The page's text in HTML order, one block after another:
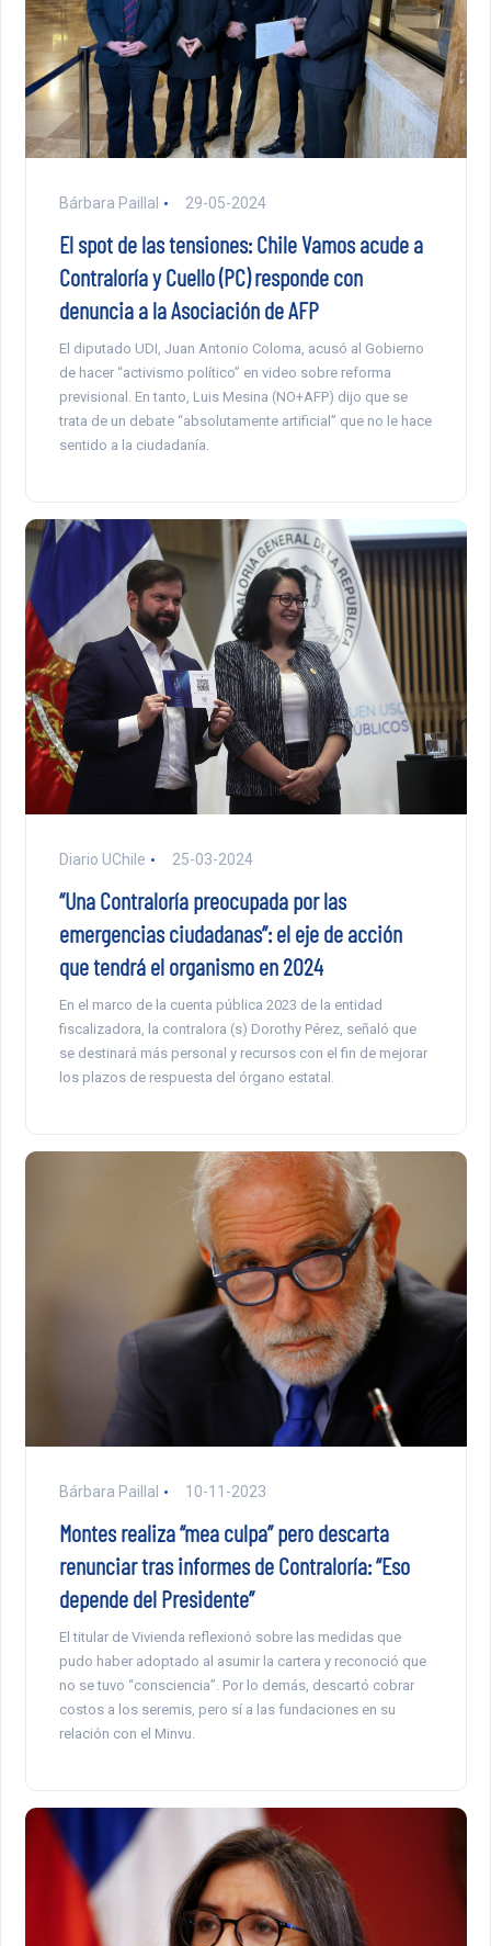
Bárbara Paillal 29-05-2024
El spot de las tensiones: Chile Vamos acude a
Contraloría y Cuello (PC) responde con
denuncia a la Asociación de AFP
El diputado UDI, Juan Antonio Coloma, acusó al Gobierno
de hacer “activismo político” en video sobre reforma
previsional. En tanto, Luis Mesina (NO+AFP) dijo que se
trata de un debate “absolutamente artificial” que no le hace
sentido a la ciudadanía.
Diario UChile 25-03-2024
“Una Contraloría preocupada por las
emergencias ciudadanas”: el eje de acción
que tendrá el organismo en 2024
En el marco de la cuenta pública 2023 de la entidad
fiscalizadora, la contralora (s) Dorothy Pérez, señaló que
se destinará más personal y recursos con el fin de mejorar
los plazos de respuesta del órgano estatal.
Bárbara Paillal 10-11-2023
Montes realiza “mea culpa” pero descarta
renunciar tras informes de Contraloría: “Eso
depende del Presidente”
El titular de Vivienda reflexionó sobre las medidas que
pudo haber adoptado al asumir la cartera y reconoció que
no se tuvo “consciencia”. Por lo demás, descartó cobrar
costos a los seremis, pero sí a las fundaciones en su
relación con el Minvu.